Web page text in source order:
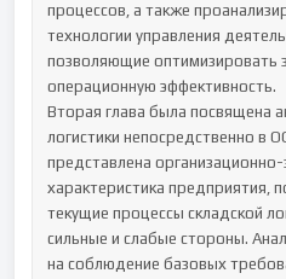
процессов, а также
технологии управления
позволяющие оптимизировать
операционную эффективность.
Вторая глава была посвящена
логистики непосредственно в
представлена организационно-
характеристика предприятия,
текущие процессы складской
сильные и слабые стороны.
на соблюдение базовых